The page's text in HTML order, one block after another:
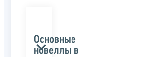
Основные
новеллы в